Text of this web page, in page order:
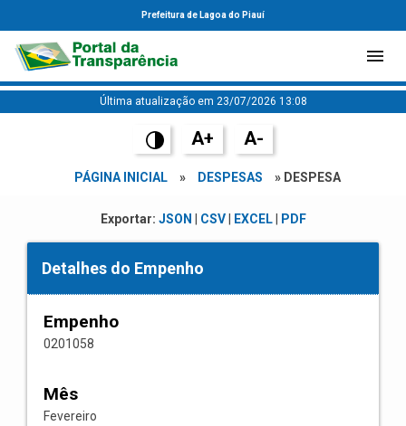
Prefeitura de Lagoa do Piauí
Última atualização em 23/07/2026 13:08
A+ A-
PÁGINA INICIAL » DESPESAS » DESPESA
Exportar: JSON CSV| EXCEL| PDF
Detalhes do Empenho
Empenho
0201058
Mês
Fevereiro